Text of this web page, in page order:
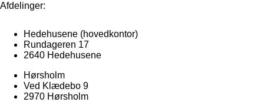
Afdelinger:
Hedehusene (hovedkontor)
Rundageren 17
2640 Hedehusene
Hørsholm
Ved Klædebo 9
2970 Hørsholm